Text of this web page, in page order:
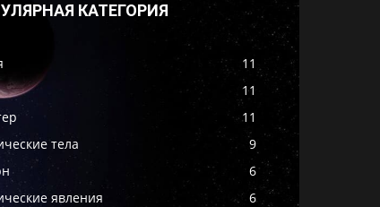
КАТЕГОРИЯ
11
11
11
тела
9
6
явления
6